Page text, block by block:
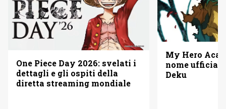
One Piece Day 2026: svelati i
dettagli e gli ospiti della
diretta streaming mondiale
My Hero
nome
Deku